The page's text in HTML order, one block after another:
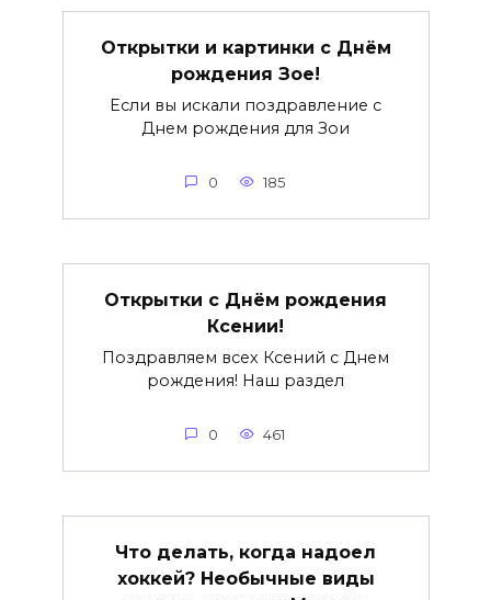
Открытки и картинки с Днём
рождения Зое!
Если вы искали поздравление с
Днем рождения для Зои
0 185
Открытки с Днём рождения
Ксении!
Поздравляем всех Ксений с Днем
рождения! Наш раздел
0 461
Что делать, когда надоел
хоккей? Необычные виды